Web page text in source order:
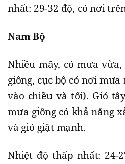
nhất: 29-32 độ, có nơi
Nam Bộ
Nhiều mây, có mưa
giông, cục bộ có nơi
vào chiều và tối). Gió
mưa giông có khả năng
và gió giật mạnh.
Nhiệt độ thấp nhất: 24-